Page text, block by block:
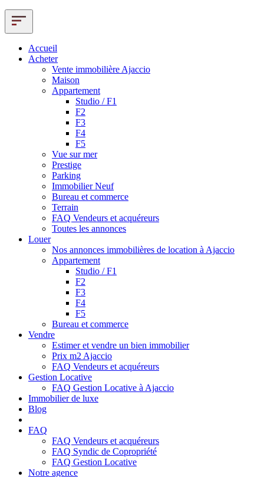
Accueil
Acheter
Vente immobilière Ajaccio
Maison
Appartement
Studio / F1
F2
F3
F4
F5
Vue sur mer
Prestige
Parking
Immobilier Neuf
Bureau et commerce
Terrain
FAQ Vendeurs et acquéreurs
Toutes les annonces
Louer
Nos annonces immobilières de location à Ajaccio
Appartement
Studio / F1
F2
F3
F4
F5
Bureau et commerce
Vendre
Estimer et vendre un bien immobilier
Prix m2 Ajaccio
FAQ Vendeurs et acquéreurs
Gestion Locative
FAQ Gestion Locative à Ajaccio
Immobilier de luxe
Blog
FAQ
FAQ Vendeurs et acquéreurs
FAQ Syndic de Copropriété
FAQ Gestion Locative
Notre agence